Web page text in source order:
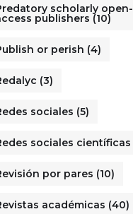
scholarly open-
publishers (10)
or perish (4)
(3)
sociales (5)
sociales científicas
por pares (10)
académicas (40)